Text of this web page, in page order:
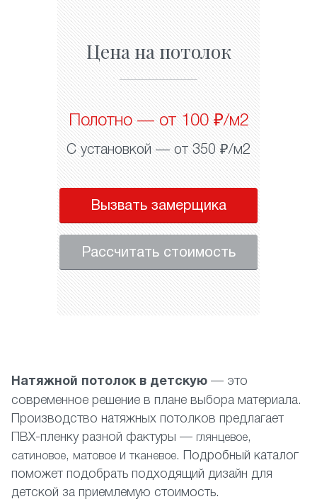
Цена на потолок
Полотно — от 100 ₽/м2
С установкой — от 350 ₽/м2
Вызвать замерщика
Рассчитать стоимость
Натяжной потолок в детскую — это
современное решение в плане выбора материала.
Производство натяжных потолков предлагает
ПВХ-пленку разной фактуры — глянцевое,
сатиновое, матовое итканевое. Подробный каталог
поможет подобрать подходящий дизайн для
детской за приемлемую стоимость.